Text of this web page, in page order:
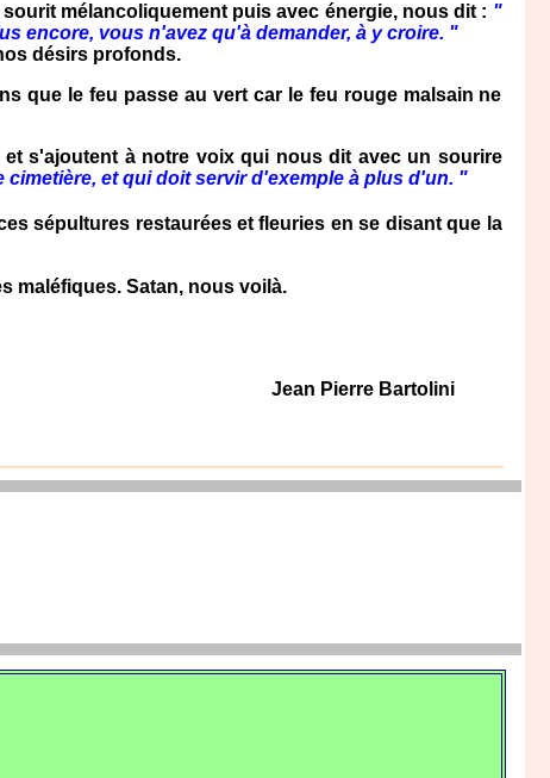
mélancoliquement puis avec énergie, nous dit : "
encore, vous n'avez qu'à demander, à y croire. "
désirs profonds.
que le feu passe au vert car le feu rouge malsain ne
s'ajoutent à notre voix qui nous dit avec un sourire
et qui doit servir d'exemple à plus d'un. "
sépultures restaurées et fleuries en se disant que la
maléfiques. Satan, nous voilà.
Jean Pierre Bartolini